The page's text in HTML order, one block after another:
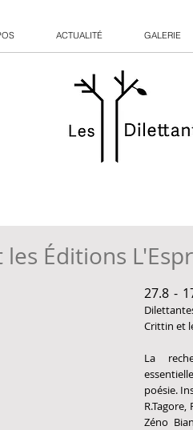
ACTUALITÉ GALERIE
Éditions
27.8 -
Crittin et
La
poésie.
Zéno